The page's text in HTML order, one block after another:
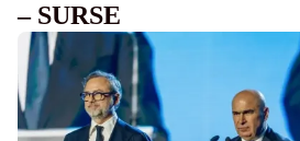
– SURSE